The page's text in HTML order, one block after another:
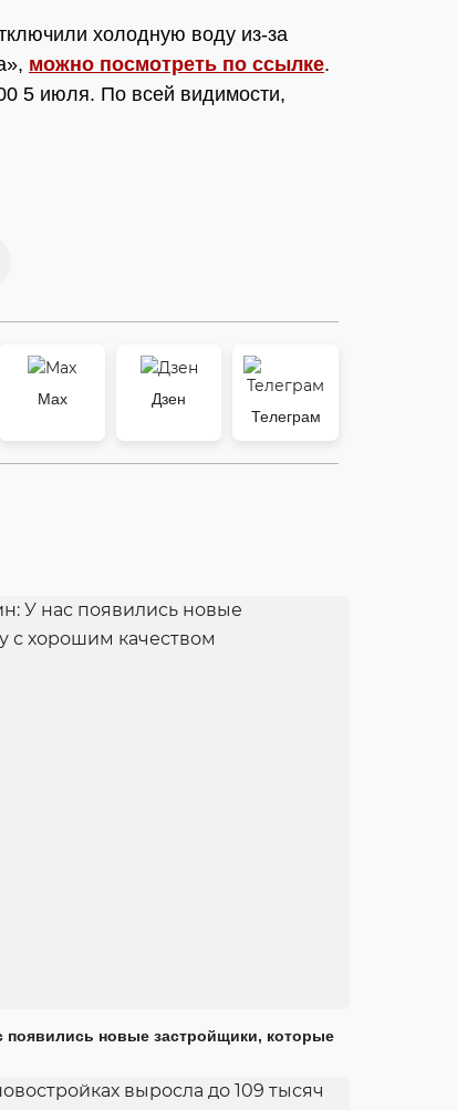
холодную воду из-за
можно посмотреть по ссылке.
5 июля. По всей видимости,
Max
Дзен
Телеграм
новые застройщики, которые